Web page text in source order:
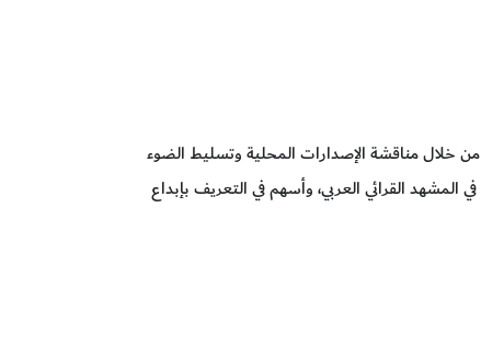
من خلال مناقشة الإصدارات المحلية وتسليط الضوء
المشهد القرائي العربي، وأسهم في التعريف بإبداع